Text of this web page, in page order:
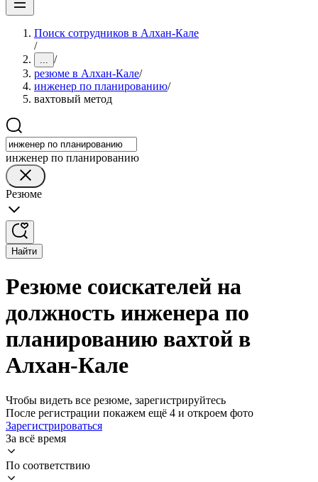
Поиск сотрудников в Алхан-Кале
/
... /
резюме в Алхан-Кале/
инженер по планированию/
вахтовый метод
инженер по планированию
Резюме
Найти
Резюме соискателей на
должность инженера по
планированию вахтой в
Алхан-Кале
Чтобы видеть все резюме, зарегистрируйтесь
После регистрации покажем ещё 4 и откроем фото
Зарегистрироваться
За всё время
По соответствию